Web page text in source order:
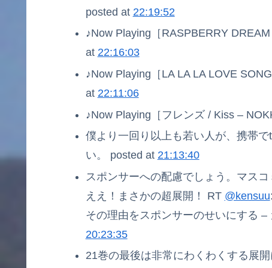
posted at 22:19:52
♪Now Playing［RASPBERRY
at 22:16:03
♪Now Playing［LA LA LA LOVE
at 22:11:06
♪Now Playing［フレンズ / Kiss –
僕より一回り以上も若い人が、携帯
い。 posted at 21:13:40
スポンサーへの配慮でしょう。マス
ええ！まさかの超展開！ RT @kensuu
その理由をスポンサーのせいにする –
20:23:35
21巻の最後は非常にわくわくする展